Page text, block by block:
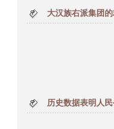
大汉族右派集团
历史数据表明人